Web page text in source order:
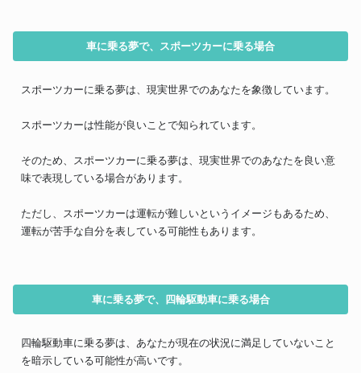
車に乗る夢で、スポーツカーに乗る場合
スポーツカーに乗る夢は、現実世界でのあなたを象徴しています。
スポーツカーは性能が良いことで知られています。
そのため、スポーツカーに乗る夢は、現実世界でのあなたを良い意
味で表現している場合があります。
ただし、スポーツカーは運転が難しいというイメージもあるため、
運転が苦手な自分を表している可能性もあります。
車に乗る夢で、四輪駆動車に乗る場合
四輪駆動車に乗る夢は、あなたが現在の状況に満足していないこと
を暗示している可能性が高いです。